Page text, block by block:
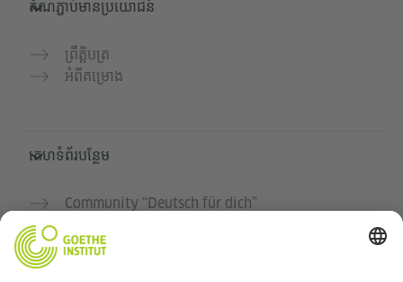
តំណភ្ជាប់មានប្រយោជន៍
ព្រឹត្តិបត្រ
អំពីគម្រោង
គេហទំព័របន្ថែម
Community “Deutsch für dich”
វគ្គសិក្សាភាសាអាល្លឺម៉ង់របស់ Goethe-Institut